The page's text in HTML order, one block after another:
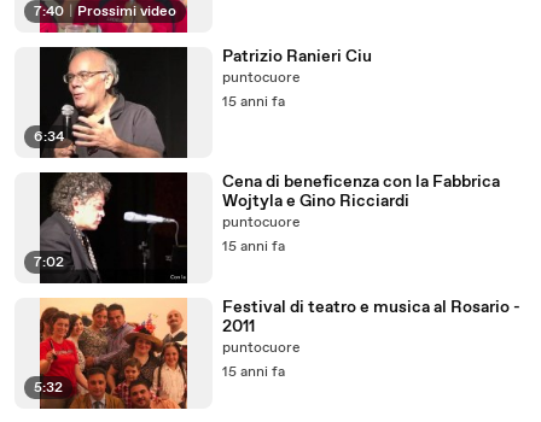
7:40 Prossimi video
6:34
Patrizio Ranieri Ciu
puntocuore
15 anni fa
7:02
Cena di beneficenza con la Fabbrica
Wojtyla e Gino Ricciardi
puntocuore
15 anni fa
5:32
Festival di teatro e musica al Rosario -
2011
puntocuore
15 anni fa